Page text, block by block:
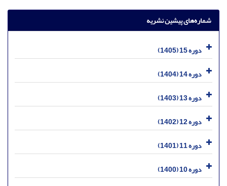
شماره‌های پیشین نشریه
دوره 15 (1405)
دوره 14 (1404)
دوره 13 (1403)
دوره 12 (1402)
دوره 11 (1401)
دوره 10 (1400)